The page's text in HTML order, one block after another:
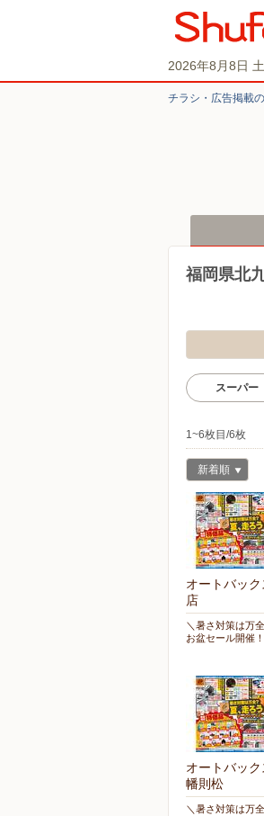
2026年8月8日
チラシ・​広告掲載
福岡県北
スーパー
1~6枚目/6枚
新着順
オートバッ
店
＼暑さ対策は万
お盆セール開催！
オートバック
幡則松
＼暑さ対策は万